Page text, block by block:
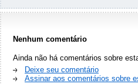
Nenhum comentário
Ainda não há comentários sobre
Deixe seu comentário
Assinar aos comentários sobre